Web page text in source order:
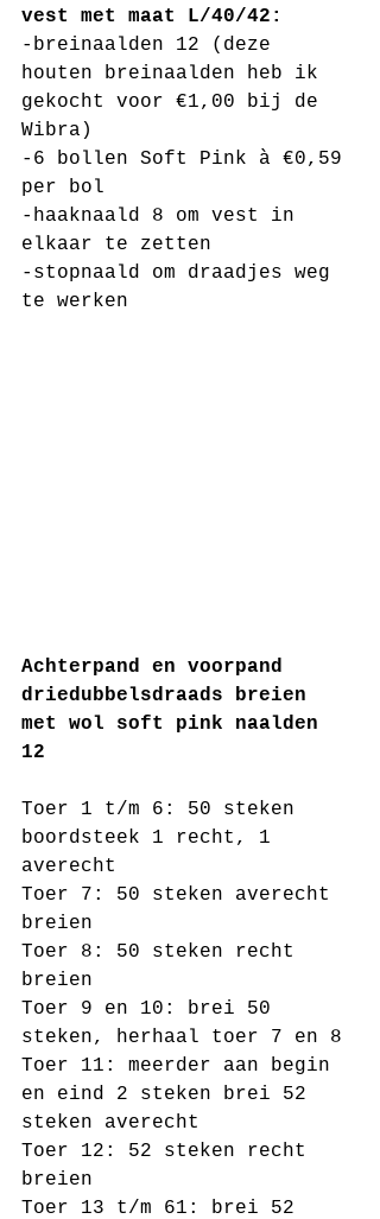
vest met maat L/40/42:
-breinaalden 12 (deze
houten breinaalden heb ik
gekocht voor €1,00 bij de
Wibra)
-6 bollen Soft Pink à €0,59
per bol
-haaknaald 8 om vest in
elkaar te zetten
-stopnaald om draadjes weg
te werken
Achterpand en voorpand
driedubbelsdraads breien
met wol soft pink naalden
12
Toer 1 t/m 6: 50 steken
boordsteek 1 recht, 1
averecht
Toer 7: 50 steken averecht
breien
Toer 8: 50 steken recht
breien
Toer 9 en 10: brei 50
steken, herhaal toer 7 en 8
Toer 11: meerder aan begin
en eind 2 steken brei 52
steken averecht
Toer 12: 52 steken recht
breien
Toer 13 t/m 61: brei 52